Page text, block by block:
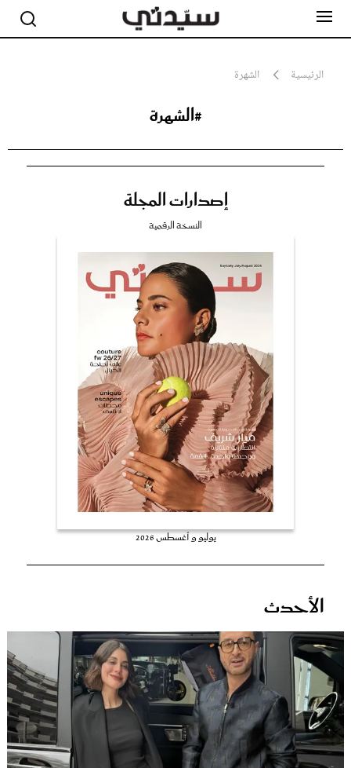
الرئيسية الشهرة
#الشهرة
إصدارات المجلة
النسخة الرقمية
يوليو و أغسطس 2026
الأحدث
جمال
صحة ورشاقة
عروس سيدتي
غلاف رفمي